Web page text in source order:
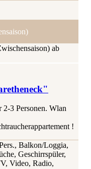
ab
3 Personen. Wlan
!
Balkon/Loggia,
Geschirrspüler,
Video, Radio,